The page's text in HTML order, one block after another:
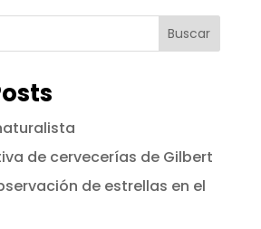
Buscar
de cervecerías de Gilbert
de estrellas en el